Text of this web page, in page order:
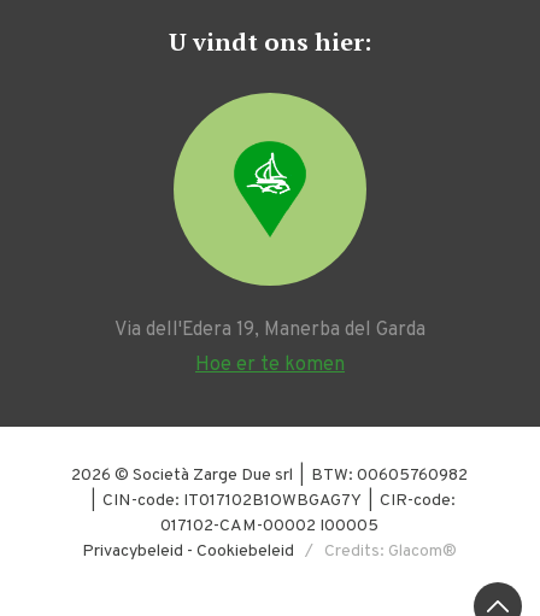
U vindt ons hier:
Via dell'Edera 19, Manerba del Garda
Hoe er te komen
2026 © Società Zarge Due srl | BTW: 00605760982
| CIN-code: IT017102B1OWBGAG7Y | CIR-code:
017102-CAM-00002 I00005
Privacybeleid -Cookiebeleid / Credits: Glacom®